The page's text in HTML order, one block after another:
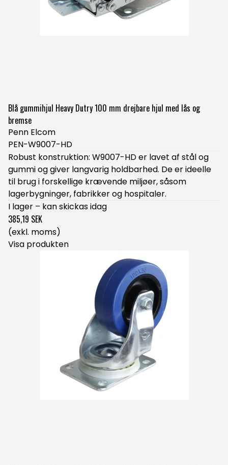
Blå gummihjul Heavy Dutry 100 mm drejbare hjul med lås og
bremse
Penn Elcom
PEN-W9007-HD
Robust konstruktion: W9007-HD er lavet af stål og
gummi og giver langvarig holdbarhed. De er ideelle
til brug i forskellige krævende miljøer, såsom
lagerbygninger, fabrikker og hospitaler.
I lager – kan skickas idag
385,19 SEK
(exkl. moms)
Visa produkten